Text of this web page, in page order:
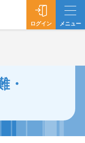
ログイン メニュー
・